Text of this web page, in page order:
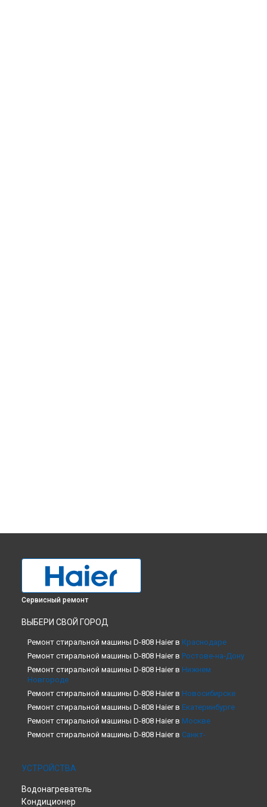
Сервисный ремонт
ВЫБЕРИ СВОЙ ГОРОД
Ремонт стиральной машины D-808 Haier в Краснодаре
Ремонт стиральной машины D-808 Haier в Ростове-на-Дону
Ремонт стиральной машины D-808 Haier в Нижнем
Новгороде
Ремонт стиральной машины D-808 Haier в Новосибирске
Ремонт стиральной машины D-808 Haier в Екатеринбурге
Ремонт стиральной машины D-808 Haier в Москве
Ремонт стиральной машины D-808 Haier в Санкт-
УСТРОЙСТВА
Водонагреватель
Кондиционер